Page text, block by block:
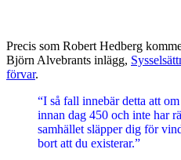
Precis som Robert Hedberg
Björn Alvebrants inlägg,
förvar.
“I så fall innebär detta att
innan dag 450 och inte har
samhället släpper dig för
bort att du existerar.”